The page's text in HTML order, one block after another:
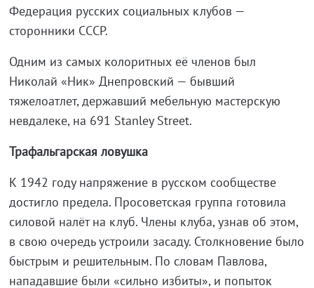
Федерация русских социальных клубов —
сторонники СССР.
Одним из самых колоритных её членов был
Николай «Ник» Днепровский — бывший
тяжелоатлет, державший мебельную мастерскую
невдалеке, на 691 Stanley Street.
Трафальгарская ловушка
К 1942 году напряжение в русском сообществе
достигло предела. Просоветская группа готовила
силовой налёт на клуб. Члены клуба, узнав об этом,
в свою очередь устроили засаду. Столкновение было
быстрым и решительным. По словам Павлова,
нападавшие были «сильно избиты», и попыток